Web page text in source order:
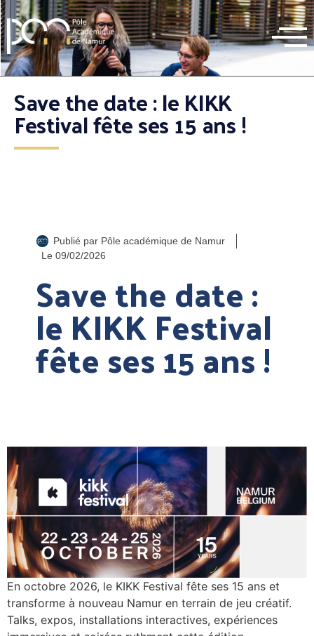
Save the date : le KIKK
Festival fête ses 15 ans !
Publié par Pôle académique de Namur
Le 09/02/2026
Save the date :
le KIKK Festival
fête ses 15 ans !
En octobre 2026, le KIKK Festival fête ses 15 ans et
transforme à nouveau Namur en terrain de jeu créatif.
Talks, expos, installations interactives, expériences